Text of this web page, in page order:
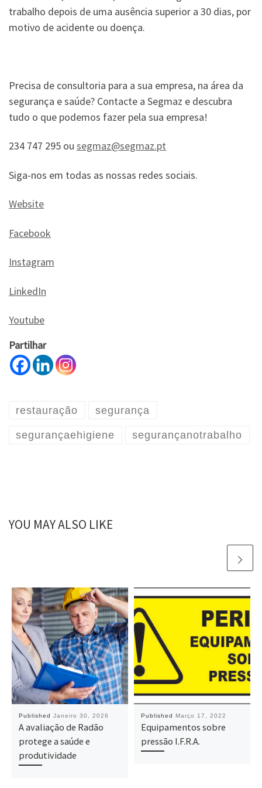
trabalho depois de uma ausência superior a 30 dias, por
motivo de acidente ou doença.
Precisa de consultoria para a sua empresa, na área da
segurança e saúde? Contacte a Segmaz e descubra
tudo o que podemos fazer pela sua empresa!
234 747 295 ou segmaz@segmaz.pt
Siga-nos em todas as nossas redes sociais.
Website
Facebook
Instagram
LinkedIn
Youtube
Partilhar
restauração segurança
segurançaehigiene segurançanotrabalho
YOU MAY ALSO LIKE
Published Janeiro 30, 2026
A avaliação de Radão
protege a saúde e
produtividade
Published Março 17, 2022
Equipamentos sobre
pressão I.F.R.A.